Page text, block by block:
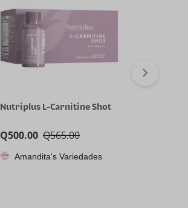
Nutriplus L-Carnitine Shot
Q565.00
Q500.00
Amandita's Variedades